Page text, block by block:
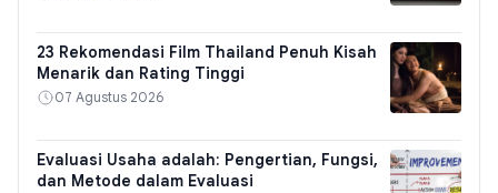
23 Rekomendasi Film Thailand Penuh Kisah
Menarik dan Rating Tinggi
07 Agustus 2026
Evaluasi Usaha adalah: Pengertian, Fungsi,
dan Metode dalam Evaluasi